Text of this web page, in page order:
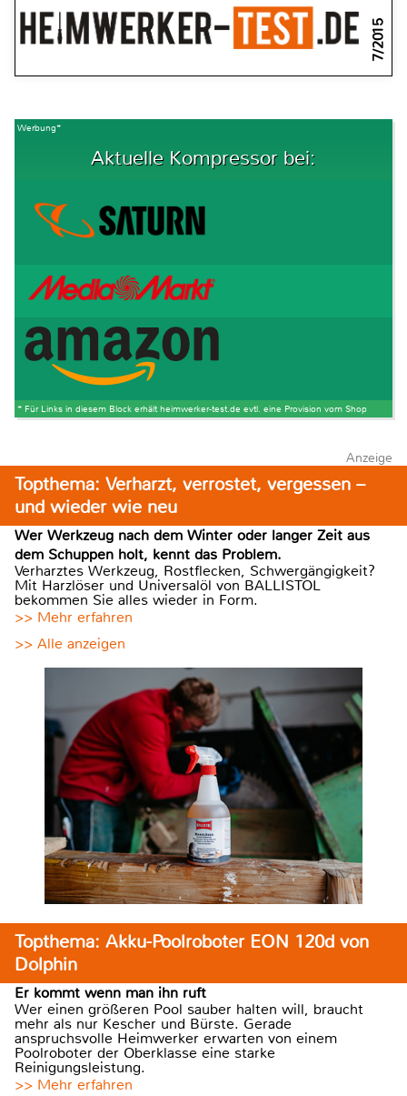
7/2015
Werbung*
Aktuelle Kompressor bei:
* Für Links in diesem Block erhält heimwerker-test.de evtl. eine Provision vom Shop
Anzeige
Topthema: Verharzt, verrostet, vergessen –
und wieder wie neu
Wer Werkzeug nach dem Winter oder langer Zeit aus
dem Schuppen holt, kennt das Problem.
Verharztes Werkzeug, Rostflecken, Schwergängigkeit?
Mit Harzlöser und Universalöl von BALLISTOL
bekommen Sie alles wieder in Form.
>> Mehr erfahren
>> Alle anzeigen
Topthema: Akku-Poolroboter EON 120d von
Dolphin
Er kommt wenn man ihn ruft
Wer einen größeren Pool sauber halten will, braucht
mehr als nur Kescher und Bürste. Gerade
anspruchsvolle Heimwerker erwarten von einem
Poolroboter der Oberklasse eine starke
Reinigungsleistung.
>> Mehr erfahren